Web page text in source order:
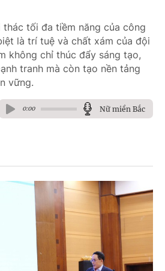
thác tối đa tiềm năng của công
là trí tuệ và chất xám của đội
không chỉ thúc đẩy sáng tạo,
tranh mà còn tạo nền tảng
vững.
0:00 Nữ miền Bắc